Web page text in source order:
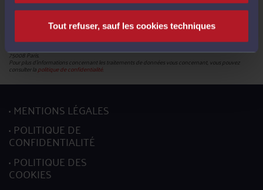
Tout refuser, sauf les cookies techniques
mettre à jour votre profil.
Conformément à la réglementation en vigueur, vous disposez du droit de demander l'accès, la
rectification, l’effacement et la portabilité de vos données ainsi que la limitation du traitement. Vous
pouvez en outre retirer votre consentement pour les traitements basés sur ce fondement juridique.
L’exercice de ces droits s’effectuent, auprès du délégué à la protection des données, par l’envoi soit
d’un courriel à l’adresse mail :donneespersonnelles@cnb.avocat.fr, soit d’un courrier par voie postale à
75008 Paris.
Pour plus d’informations concernant les traitements de données vous concernant, vous pouvez
consulter lapolitique de confidentialité.
MENTIONS LÉGALES
POLITIQUE DE
CONFIDENTIALITÉ
POLITIQUE DES
COOKIES